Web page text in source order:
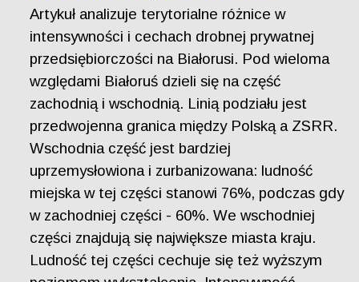
Artykuł analizuje terytorialne różnice w
intensywności i cechach drobnej prywatnej
przedsiębiorczości na Białorusi. Pod wieloma
względami Białoruś dzieli się na część
zachodnią i wschodnią. Linią podziału jest
przedwojenna granica między Polską a ZSRR.
Wschodnia część jest bardziej
uprzemysłowiona i zurbanizowana: ludność
miejska w tej części stanowi 76%, podczas gdy
w zachodniej części - 60%. We wschodniej
części znajdują się największe miasta kraju.
Ludność tej części cechuje się też wyższym